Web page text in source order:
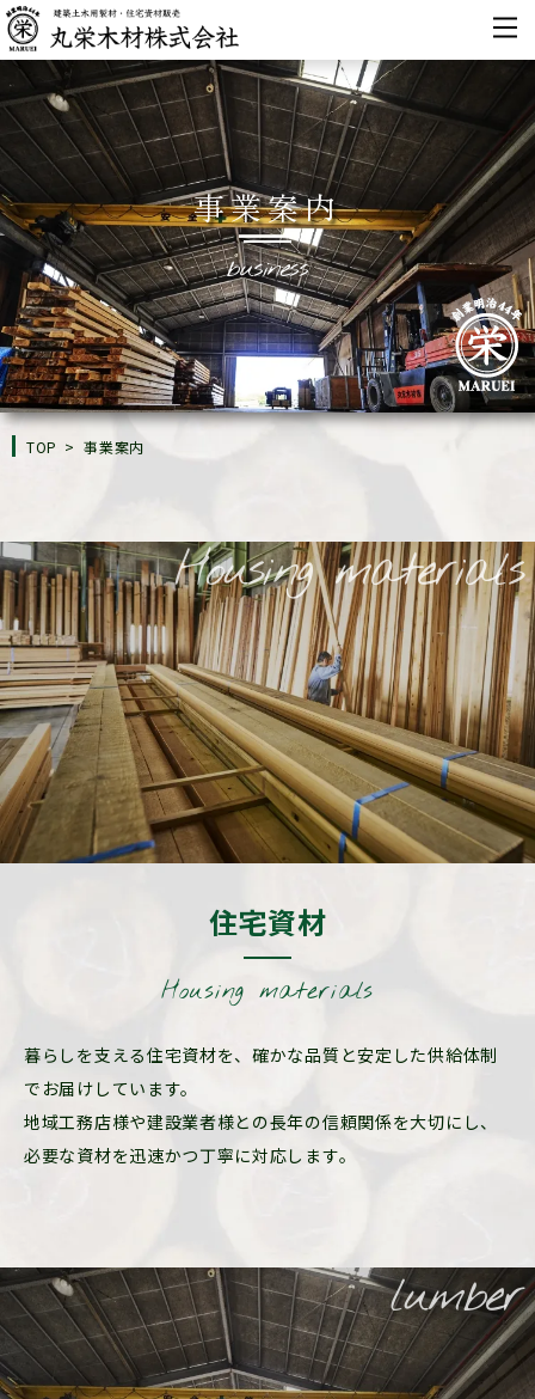
事業案内
business
TOP > 事業案内
Housing materials
住宅資材
Housing materials
暮らしを支える住宅資材を、確かな品質と安定した供給体制
でお届けしています。
地域工務店様や建設業者様との長年の信頼関係を大切にし、
必要な資材を迅速かつ丁寧に対応します。
lumber